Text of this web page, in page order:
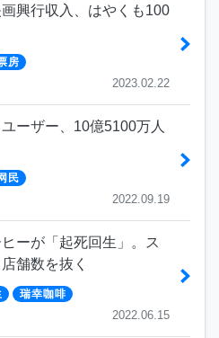
興行収入、はやくも100
房
2023.02.22
ーザー、10億5100万人
民
2022.09.19
ーが「起死回生」。ス
舗数を抜く
瑞幸咖啡
2022.06.15